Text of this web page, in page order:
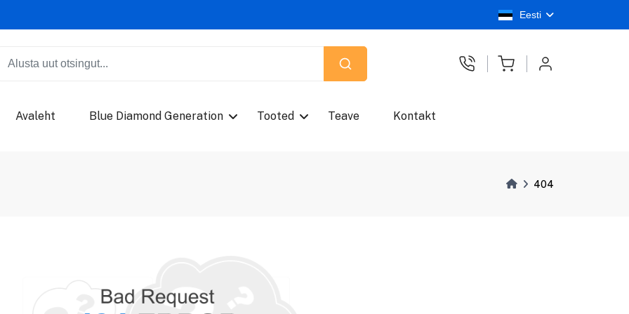
Eesti
Avaleht Blue Diamond Generation Tooted Teave Kontakt
404